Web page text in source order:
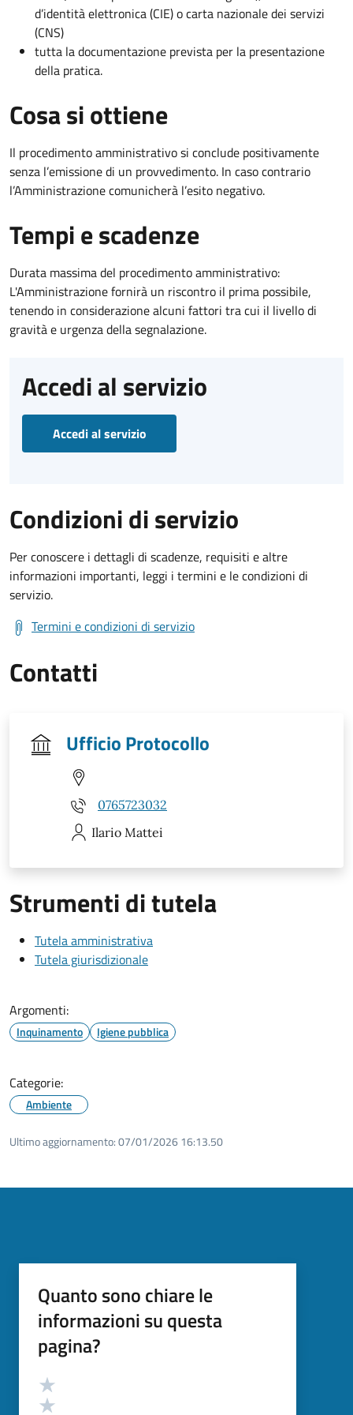
d’identità elettronica (CIE) o carta nazionale dei servizi
(CNS)
tutta la documentazione prevista per la presentazione
della pratica.
Cosa si ottiene
Il procedimento amministrativo si conclude positivamente
senza l’emissione di un provvedimento. In caso contrario
l’Amministrazione comunicherà l’esito negativo.
Tempi e scadenze
Durata massima del procedimento amministrativo:
L'Amministrazione fornirà un riscontro il prima possibile,
tenendo in considerazione alcuni fattori tra cui il livello di
gravità e urgenza della segnalazione.
Accedi al servizio
Accedi al servizio
Condizioni di servizio
Per conoscere i dettagli di scadenze, requisiti e altre
informazioni importanti, leggi i termini e le condizioni di
servizio.
Termini e condizioni di servizio
Contatti
Ufficio Protocollo
0765723032
Ilario Mattei
Strumenti di tutela
Tutela amministrativa
Tutela giurisdizionale
Argomenti:
Inquinamento Igiene pubblica
Categorie:
Ambiente
Ultimo aggiornamento:07/01/2026 16:13.50
Quanto sono chiare le
informazioni su questa
pagina?
Valutazione